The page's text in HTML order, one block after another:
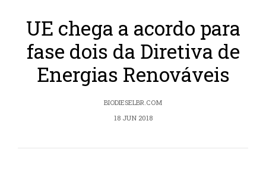
UE chega a acordo para
fase dois da Diretiva de
Energias Renováveis
BIODIESELBR.COM
18 JUN 2018